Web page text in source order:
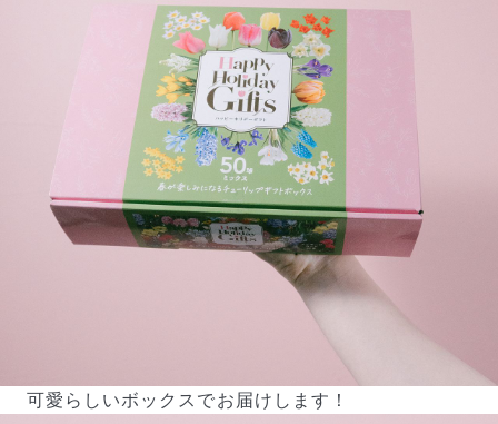
届いたお花に元気がなかったら？
もし届いたお花に「枯れている」「折れている」などの
不備があった場合は、些細なことでもお気軽にサポート
までご連絡ください。ご返金にて補償いたします。
可愛らしいボックスでお届けします！